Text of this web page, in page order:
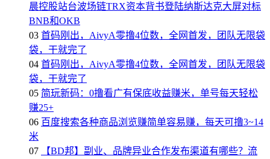
晨控股站台波场链TRX资本背书登陆纳斯达克大屏对标
BNB和OKB
03 首码刚出，AivyA零撸4位数，全网首发，团队无限袋
袋，干就完了
04 首码刚出，AivyA零撸4位数，全网首发，团队无限袋
袋，干就完了
05 简玩新码：0撸看广有保底收益赚米，单号每天轻松
赚25+
06 百度搜索各种商品浏览赚简单容易赚，每天可撸3~14
米
07
【BD邦】副业、品牌异业合作发布渠道有哪些？流